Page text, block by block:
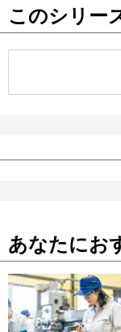
お知らせ
このシリー
あなたにお